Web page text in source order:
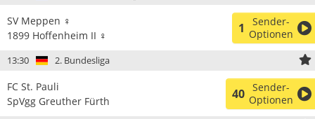
SV Meppen ♀
1899 Hoffenheim II ♀
1
Sender-
Optionen
13:30 2. Bundesliga
FC St. Pauli
SpVgg Greuther Fürth
40 Sender-
Optionen